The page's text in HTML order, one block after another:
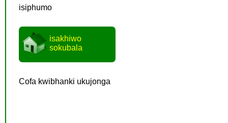
isiphumo
isakhiwo
sokubala
Cofa kwibhanki ukujonga